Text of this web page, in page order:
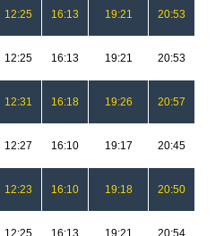
12:25 16:13 19:21 20:53
12:25 16:13 19:21 20:53
12:31 16:18 19:26 20:57
12:27 16:10 19:17 20:45
12:23 16:10 19:18 20:50
12:25 16:13 19:21 20:54